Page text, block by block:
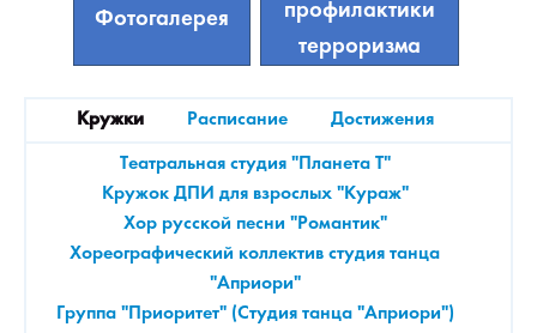
Фотогалерея
профилактики
терроризма
Кружки Расписание Достижения
Театральная студия "Планета Т"
Кружок ДПИ для взрослых "Кураж"
Хор русской песни "Романтик"
Хореографический коллектив студия танца
"Априори"
Группа "Приоритет" (Студия танца "Априори")